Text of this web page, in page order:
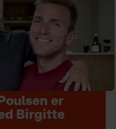
er
Birgitte